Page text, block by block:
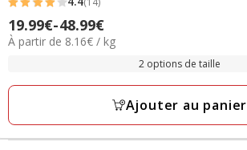
4.4
étoiles
avec
avis
Prix
de
19.99€-48.99€
8.16€
À partir de 8.16€ / kg
2 options de taille
Ajouter au panier